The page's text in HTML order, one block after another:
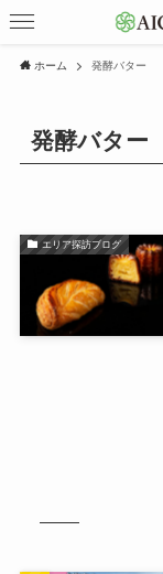
ホーム 発酵バター
発酵バター
エリア探訪ブログ